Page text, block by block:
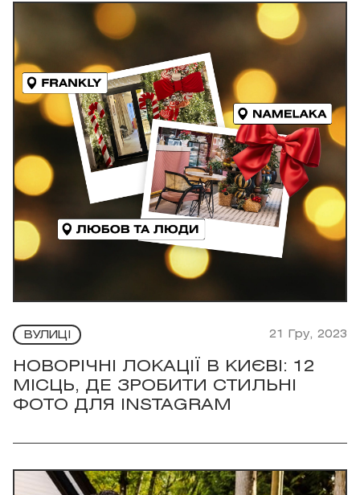
ВУЛИЦІ 21 Гру, 2023
НОВОРІЧНІ ЛОКАЦІЇ В КИЄВІ: 12
МІСЦЬ, ДЕ ЗРОБИТИ СТИЛЬНІ
ФОТО ДЛЯ INSTAGRAM